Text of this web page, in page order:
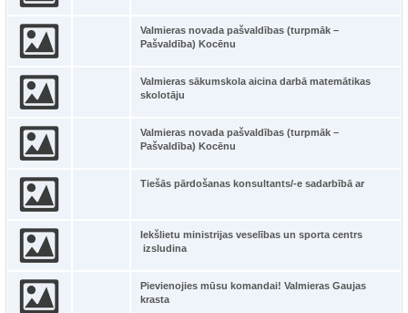
Valmieras novada pašvaldības (turpmāk –
Pašvaldība) Kocēnu
Valmieras sākumskola aicina darbā matemātikas
skolotāju
Valmieras novada pašvaldības (turpmāk –
Pašvaldība) Kocēnu
Tiešās pārdošanas konsultants/-e sadarbībā ar
Iekšlietu ministrijas veselības un sporta centrs
izsludina
Pievienojies mūsu komandai! Valmieras Gaujas
krasta